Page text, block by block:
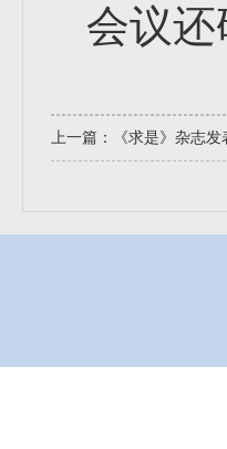
会议
上一篇： 《求是》杂志发表习近